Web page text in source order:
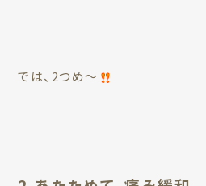
では、2つめ〜